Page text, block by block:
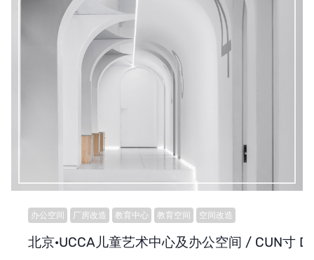
办公空间 厂房改造 教育中心 教育空间 空间改造
北京·UCCA儿童艺术中心及办公空间 / CUN寸